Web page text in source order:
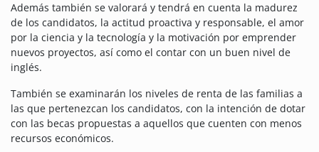
Además también se valorará y tendrá en cuenta la madurez
de los candidatos, la actitud proactiva y responsable, el amor
por la ciencia y la tecnología y la motivación por emprender
nuevos proyectos, así como el contar con un buen nivel de
inglés.
También se examinarán los niveles de renta de las familias a
las que pertenezcan los candidatos, con la intención de dotar
con las becas propuestas a aquellos que cuenten con menos
recursos económicos.